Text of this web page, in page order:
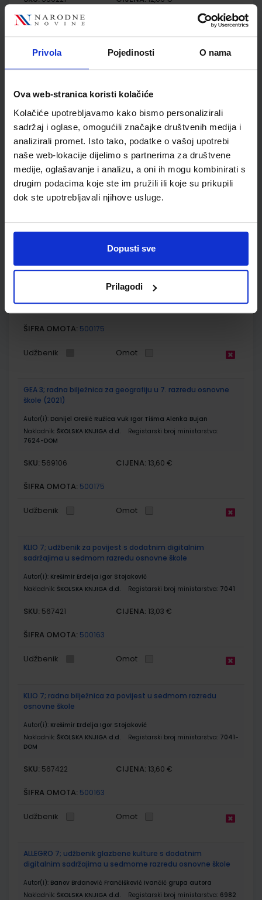
Privola Pojedinosti O nama
Ova web-stranica koristi kolačiće
Kolačiće upotrebljavamo kako bismo personalizirali
sadržaj i oglase, omogućili značajke društvenih medija i
analizirali promet. Isto tako, podatke o vašoj upotrebi
naše web-lokacije dijelimo s partnerima za društvene
medije, oglašavanje i analizu, a oni ih mogu kombinirati s
drugim podacima koje ste im pružili ili koje su prikupili
dok ste upotrebljavali njihove usluge.
Dopusti sve
Prilagodi
ŠIFRA OMOTA: 500163
Udžbenik Omot
osnovne škole
Autor(i): Lukić Marić Zerdun Trenčevska Varga
Nakladnik:ŠKOLSKA KNJIGA d.d. Registarski broj ministarstva:6091-
SKU:556222 CIJENA:13,60 €
ŠIFRA OMOTA:500163
Udžbenik Omot
Autor(i):Danijel Orešić Igor Tišma Ružica Vuk Alenka Bujan
ŠKOLSKA KNJIGA d.d. Registarski broj ministarstva:
SKU:569105 CIJENA:13,24 €
ŠIFRA OMOTA: 500175
Udžbenik Omot
GEA 3; radna bilježnica za geografiju u 7. razredu osnovne
škole (2021)
Autor(i): Danijel Orešić Ružica Vuk Igor Tišma Alenka Bujan
Nakladnik: ŠKOLSKA KNJIGA d.d.
Registarski broj ministarstva:
7624-DOM
SKU: 569106 CIJENA: 13,60 €
ŠIFRA OMOTA: 500175
Udžbenik Omot
KLIO 7; udžbenik za povijest s dodatnim digitalnim
sadržajima u sedmom razredu osnovne škole
Autor(i): Krešimir Erdelja Igor Stojaković
Nakladnik: ŠKOLSKA KNJIGA d.d. Registarski broj ministarstva: 7041
SKU: 567421 CIJENA: 13,03 €
ŠIFRA OMOTA: 500163
Udžbenik Omot
KLIO 7; radna bilježnica za povijest u sedmom razredu
osnovne škole
Autor(i): Krešimir Erdelja Igor Stojaković
Nakladnik: ŠKOLSKA KNJIGA d.d. Registarski broj ministarstva: 7041-
DOM
SKU: 567422 CIJENA: 13,60 €
ŠIFRA OMOTA: 500163
Udžbenik Omot
ALLEGRO 7; udžbenik glazbene kulture s dodatnim
digitalnim sadržajima u sedmome razredu osnovne škole
Autor(i): Banov Brđanović Frančišković Ivančić grupa autora
Nakladnik: ŠKOLSKA KNJIGA d.d. Registarski broj ministarstva: 6982